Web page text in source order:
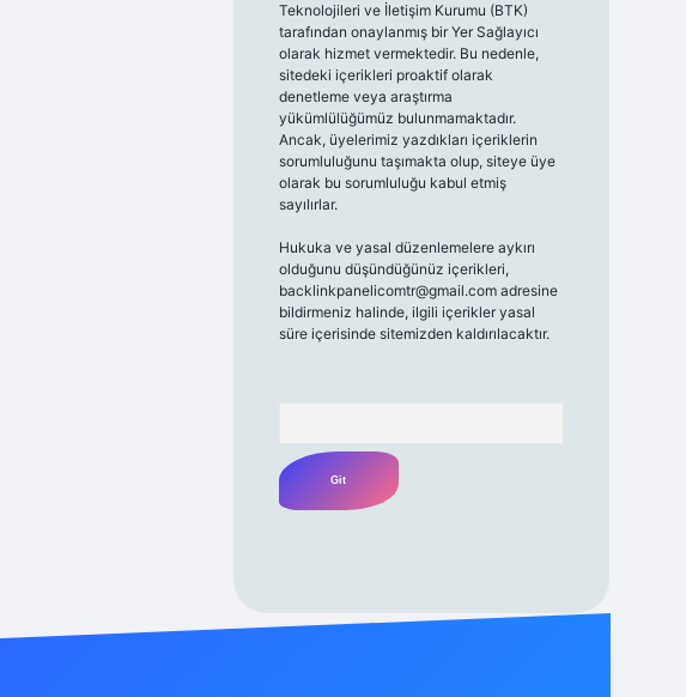
Teknolojileri ve İletişim Kurumu (BTK)
tarafından onaylanmış bir Yer Sağlayıcı
olarak hizmet vermektedir. Bu nedenle,
sitedeki içerikleri proaktif olarak
denetleme veya araştırma
yükümlülüğümüz bulunmamaktadır.
Ancak, üyelerimiz yazdıkları içeriklerin
sorumluluğunu taşımakta olup, siteye üye
olarak bu sorumluluğu kabul etmiş
sayılırlar.
Hukuka ve yasal düzenlemelere aykırı
olduğunu düşündüğünüz içerikleri,
backlinkpanelicomtr@gmail.comadresine
bildirmeniz halinde, ilgili içerikler yasal
süre içerisinde sitemizden kaldırılacaktır.